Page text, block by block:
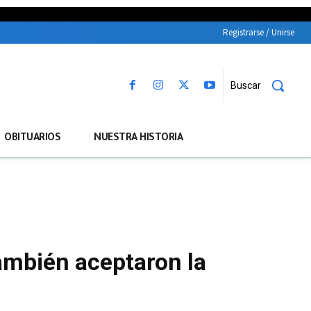
Registrarse / Unirse
Buscar
OBITUARIOS NUESTRA HISTORIA
aceptaron la